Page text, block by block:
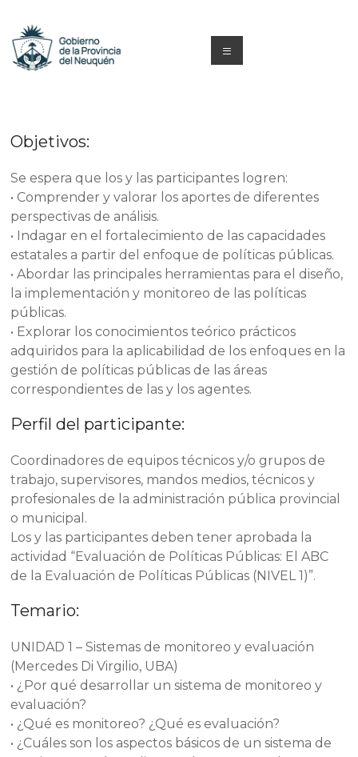
contenido
Formación
Neuquén
Menú
Objetivos:
Se espera que los y las participantes logren:
• Comprender y valorar los aportes de diferentes
perspectivas de análisis.
• Indagar en el fortalecimiento de las capacidades
estatales a partir del enfoque de políticas públicas.
• Abordar las principales herramientas para el diseño,
la implementación y monitoreo de las políticas
públicas.
• Explorar los conocimientos teórico prácticos
adquiridos para la aplicabilidad de los enfoques en la
gestión de políticas públicas de las áreas
correspondientes de las y los agentes.
Perfil del participante:
Coordinadores de equipos técnicos y/o grupos de
trabajo, supervisores, mandos medios, técnicos y
profesionales de la administración pública provincial
o municipal.
Los y las participantes deben tener aprobada la
actividad “Evaluación de Políticas Públicas: El ABC
de la Evaluación de Políticas Públicas (NIVEL 1)”.
Temario:
UNIDAD 1 – Sistemas de monitoreo y evaluación
(Mercedes Di Virgilio, UBA)
• ¿Por qué desarrollar un sistema de monitoreo y
evaluación?
• ¿Qué es monitoreo? ¿Qué es evaluación?
• ¿Cuáles son los aspectos básicos de un sistema de